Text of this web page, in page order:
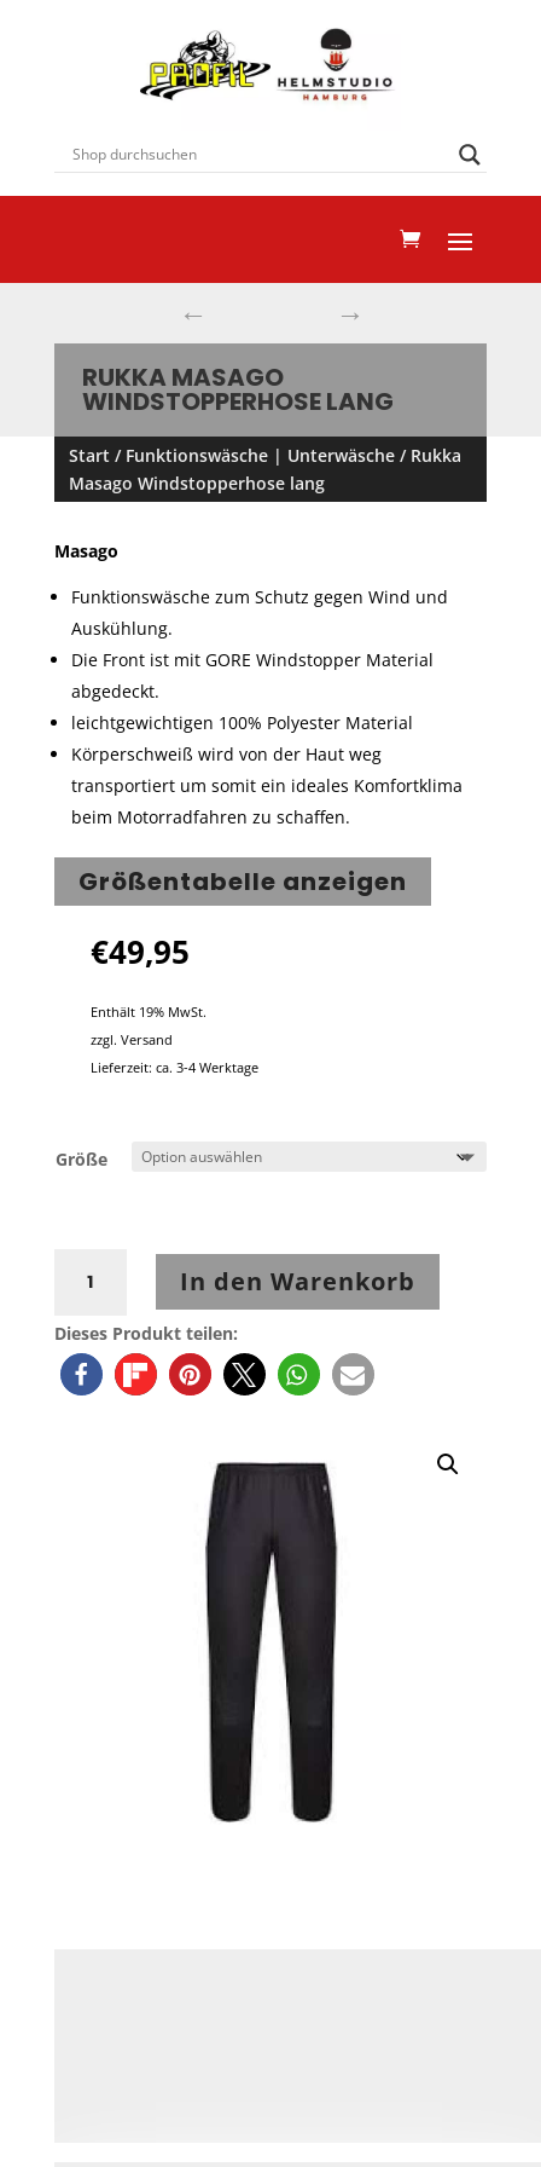
← →
RUKKA MASAGO
WINDSTOPPERHOSE LANG
Dieses Produkt teilen:
Start / Funktionswäsche | Unterwäsche/ Rukka
Masago Windstopperhose lang
Masago
Funktionswäsche zum Schutz gegen Wind und
Auskühlung.
Die Front ist mit GORE Windstopper Material
abgedeckt.
leichtgewichtigen 100% Polyester Material
Körperschweiß wird von der Haut weg
transportiert um somit ein ideales Komfortklima
beim Motorradfahren zu schaffen.
Größentabelle anzeigen
€49,95
Enthält 19% MwSt.
zzgl. Versand
Lieferzeit: ca. 3-4 Werktage
Größe
Masago
Windstopperhose
lang
Menge
In den Warenkorb